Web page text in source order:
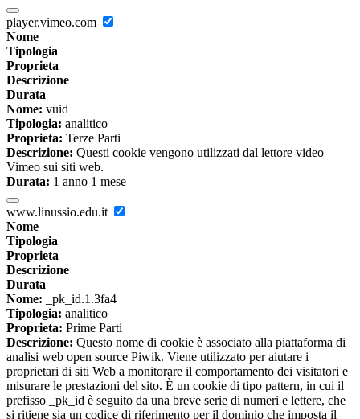
player.vimeo.com
Nome
Tipologia
Proprieta
Descrizione
Durata
Nome: vuid
Tipologia: analitico
Proprieta: Terze Parti
Descrizione: Questi cookie vengono utilizzati dal lettore video
Vimeo sui siti web.
Durata: 1 anno 1 mese
www.linussio.edu.it
Nome
Tipologia
Proprieta
Descrizione
Durata
Nome: _pk_id.1.3fa4
Tipologia: analitico
Proprieta: Prime Parti
Descrizione: Questo nome di cookie è associato alla piattaforma di
analisi web open source Piwik. Viene utilizzato per aiutare i
proprietari di siti Web a monitorare il comportamento dei visitatori e
misurare le prestazioni del sito. È un cookie di tipo pattern, in cui il
prefisso _pk_id è seguito da una breve serie di numeri e lettere, che
si ritiene sia un codice di riferimento per il dominio che imposta il